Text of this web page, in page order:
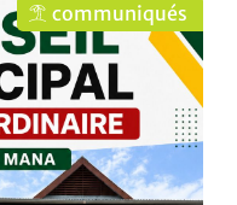
communiqués